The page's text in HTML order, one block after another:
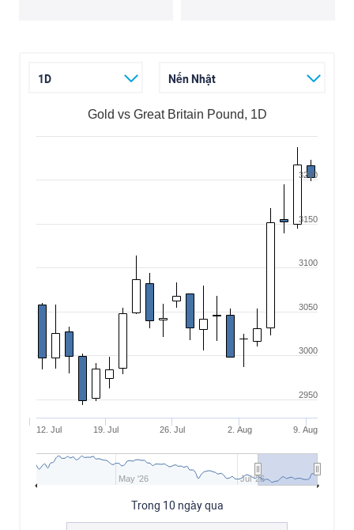
1D Nến Nhật
Gold vs Great Britain Pound, 1D
12. Jul 19. Jul 26. Jul 2. Aug 9. Aug
May '26 Jul '26
2950
3000
3050
3100
3150
3200
Trong 10 ngày qua